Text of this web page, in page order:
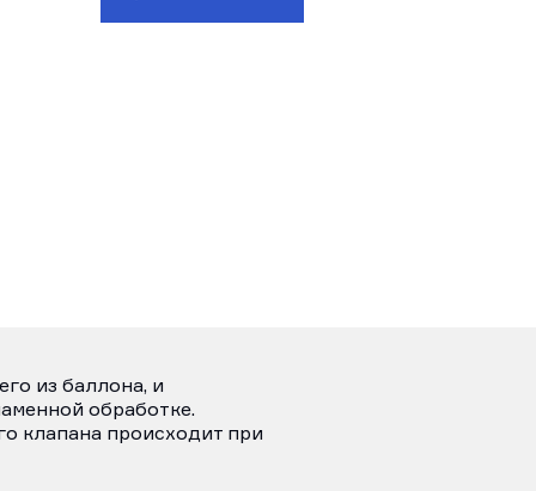
из баллона, и
обработке.
клапана происходит при